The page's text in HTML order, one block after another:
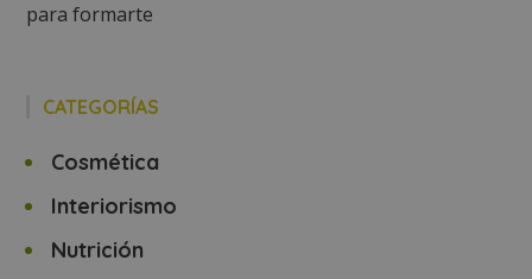
para formarte
CATEGORÍAS
Cosmética
Interiorismo
Nutrición